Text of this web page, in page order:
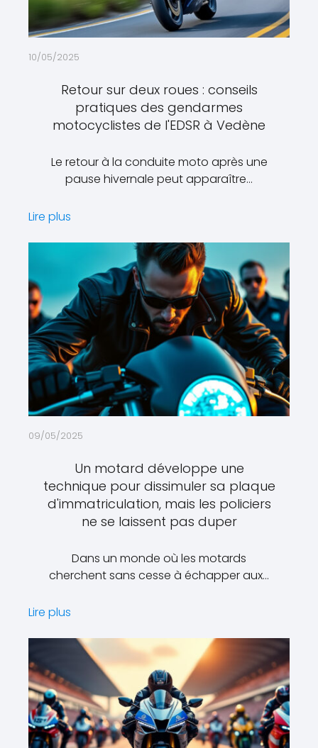
10/05/2025
Retour sur deux roues : conseils
pratiques des gendarmes
motocyclistes de l'EDSR à Vedène
Le retour à la conduite moto après une
pause hivernale peut apparaître…
Lire plus
09/05/2025
Un motard développe une
technique pour dissimuler sa plaque
d'immatriculation, mais les policiers
ne se laissent pas duper
Dans un monde où les motards
cherchent sans cesse à échapper aux…
Lire plus